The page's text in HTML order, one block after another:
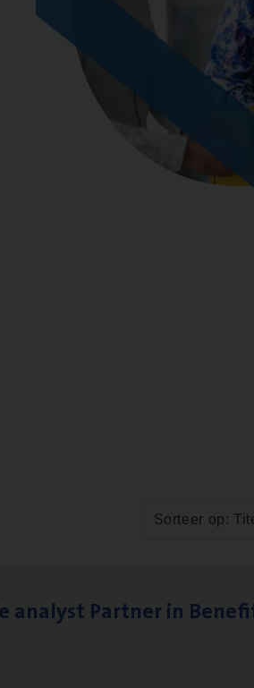
Sorteer op:
ana­lyst Part­ner in